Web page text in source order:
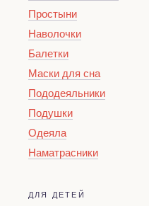
Простыни
Наволочки
Балетки
Маски для сна
Пододеяльники
Подушки
Одеяла
Наматрасники
ДЛЯ ДЕТЕЙ